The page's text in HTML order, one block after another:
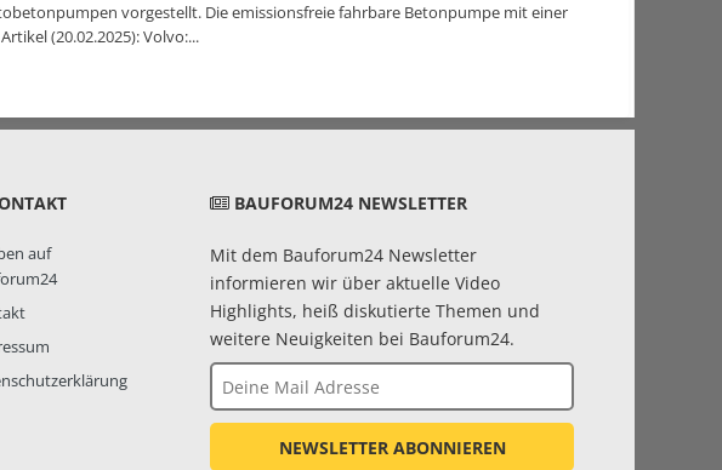
vorgestellt. Die emissionsfreie fahrbare Betonpumpe mit einer
(20.02.2025): Volvo:...
auf
BAUFORUM24 NEWSLETTER
Mit dem Bauforum24 Newsletter
informieren wir über aktuelle Video
Highlights, heiß diskutierte Themen und
weitere Neuigkeiten bei Bauforum24.
NEWSLETTER ABONNIEREN